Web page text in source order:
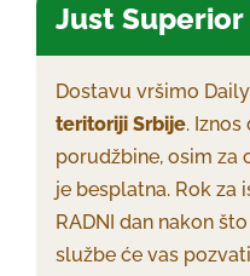
Just
Dostavu vršimo
teritoriji Srbije. Iznos
porudžbine, osim za
je besplatna. Rok
RADNI dan nakon
službe će vas